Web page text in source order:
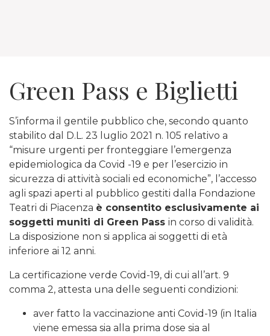
Green Pass e Biglietti
S’informa il gentile pubblico che, secondo quanto
stabilito dal D.L. 23 luglio 2021 n. 105 relativo a
“misure urgenti per fronteggiare l’emergenza
epidemiologica da Covid -19 e per l’esercizio in
sicurezza di attività sociali ed economiche”, l’accesso
agli spazi aperti al pubblico gestiti dalla Fondazione
Teatri di Piacenza è consentito esclusivamente ai
soggetti muniti di Green Pass in corso di validità.
La disposizione non si applica ai soggetti di età
inferiore ai 12 anni.
La certificazione verde Covid-19, di cui all’art. 9
comma 2, attesta una delle seguenti condizioni:
aver fatto la vaccinazione anti Covid-19 (in Italia
viene emessa sia alla prima dose sia al